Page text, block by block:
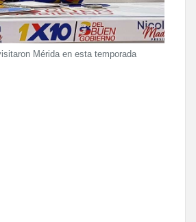
Mérida en esta temporada